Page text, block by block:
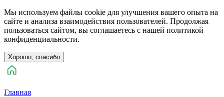
Мы используем файлы cookie для улучшения вашего опыта на
сайте и анализа взаимодействия пользователей. Продолжая
пользоваться сайтом, вы соглашаетесь с нашей политикой
конфиденциальности.
Хорошо, спасибо
Главная